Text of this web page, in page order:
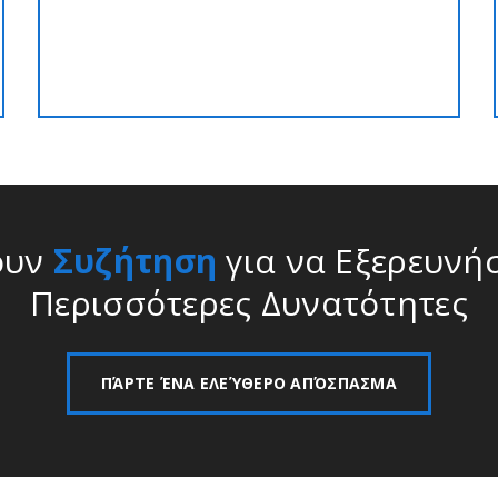
Συζήτηση για να
Περισσότερες Δυνατότητες
ΠΆΡΤΕ ΈΝΑ ΕΛΕΎΘΕΡΟ ΑΠΌΣΠΑΣΜΑ